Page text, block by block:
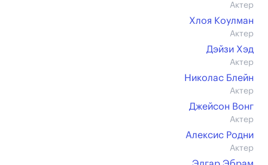
Актер
Хлоя Коулман
Актер
Дэйзи Хэд
Актер
Николас Блейн
Актер
Джейсон Вонг
Актер
Алексис Родни
Актер